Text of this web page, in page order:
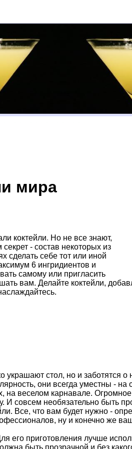
мира
коктейли. Но не все знают,
- состав некоторых из
сделать себе тот или иной
6 ингридиентов и
самому или пригласить
вам. Делайте коктейли,
украшают стол, но и заботятся
они всегда уместны -
на веселом карнавале.
И совсем необязательно быть
Все, что вам будет нужно -
ну и конечно же
его приготовления лучше
быть прозрачной и без